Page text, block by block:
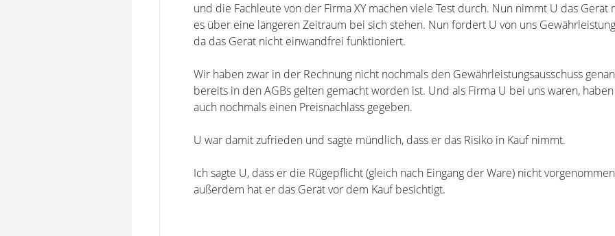
und die Fachleute von der Firma XY machen viele Test durch. Nun nimmt U das Gerät
es über eine längeren Zeitraum bei sich stehen. Nun fordert U von uns
da das Gerät nicht einwandfrei funktioniert.
Wir haben zwar in der Rechnung nicht nochmals den Gewährleistungsausschuss
bereits in den AGBs gelten gemacht worden ist. Und als Firma U bei uns waren,
auch nochmals einen Preisnachlass gegeben.
U war damit zufrieden und sagte mündlich, dass er das Risiko in Kauf nimmt.
Ich sagte U, dass er die Rügepflicht (gleich nach Eingang der Ware) nicht
außerdem hat er das Gerät vor dem Kauf besichtigt.